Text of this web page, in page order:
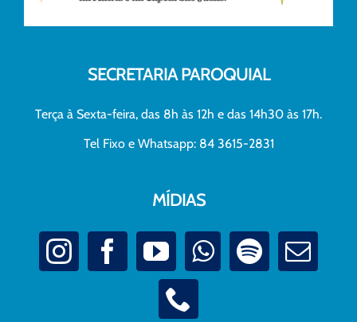
SECRETARIA PAROQUIAL
Terça à Sexta-feira, das 8h às 12h e das 14h30 às 17h.
Tel Fixo e Whatsapp: 84 3615-2831
MÍDIAS